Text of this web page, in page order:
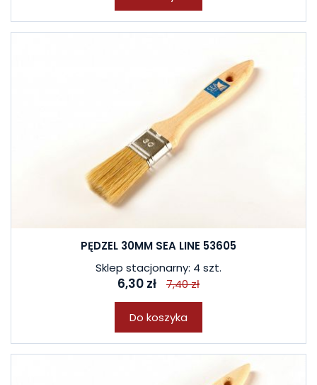
PĘDZEL 30MM SEA LINE 53605
Sklep stacjonarny: 4 szt.
6,30 zł 7,40 zł
Do koszyka